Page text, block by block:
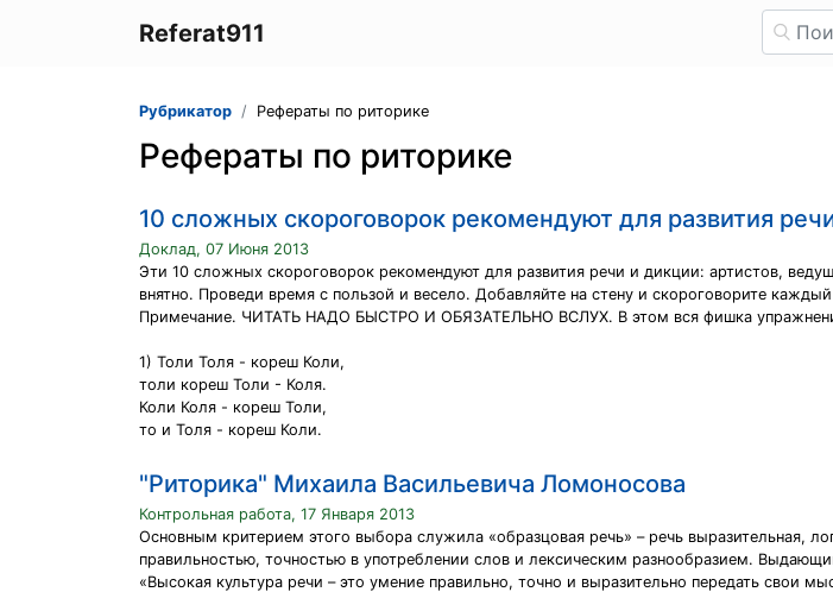
Referat911
Рубрикатор Рефераты по риторике
Рефераты по риторике
10 сложных скороговорок рекомендуют для развития
Доклад, 07 Июня 2013
Эти 10 сложных скороговорок рекомендуют для развития речи и дикции: артистов,
внятно. Проведи время с пользой и весело. Добавляйте на стену и скороговорите
Примечание. ЧИТАТЬ НАДО БЫСТРО И ОБЯЗАТЕЛЬНО ВСЛУХ. В этом вся фишка
1) Толи Толя - кореш Коли,
толи кореш Толи - Коля.
Коли Коля - кореш Толи,
то и Толя - кореш Коли.
"Риторика" Михаила Васильевича Ломоносова
Контрольная работа, 17 Января 2013
Основным критерием этого выбора служила «образцовая речь» – речь выразительная,
правильностью, точностью в употреблении слов и лексическим разнообразием.
«Высокая культура речи – это умение правильно, точно и выразительно передать свои